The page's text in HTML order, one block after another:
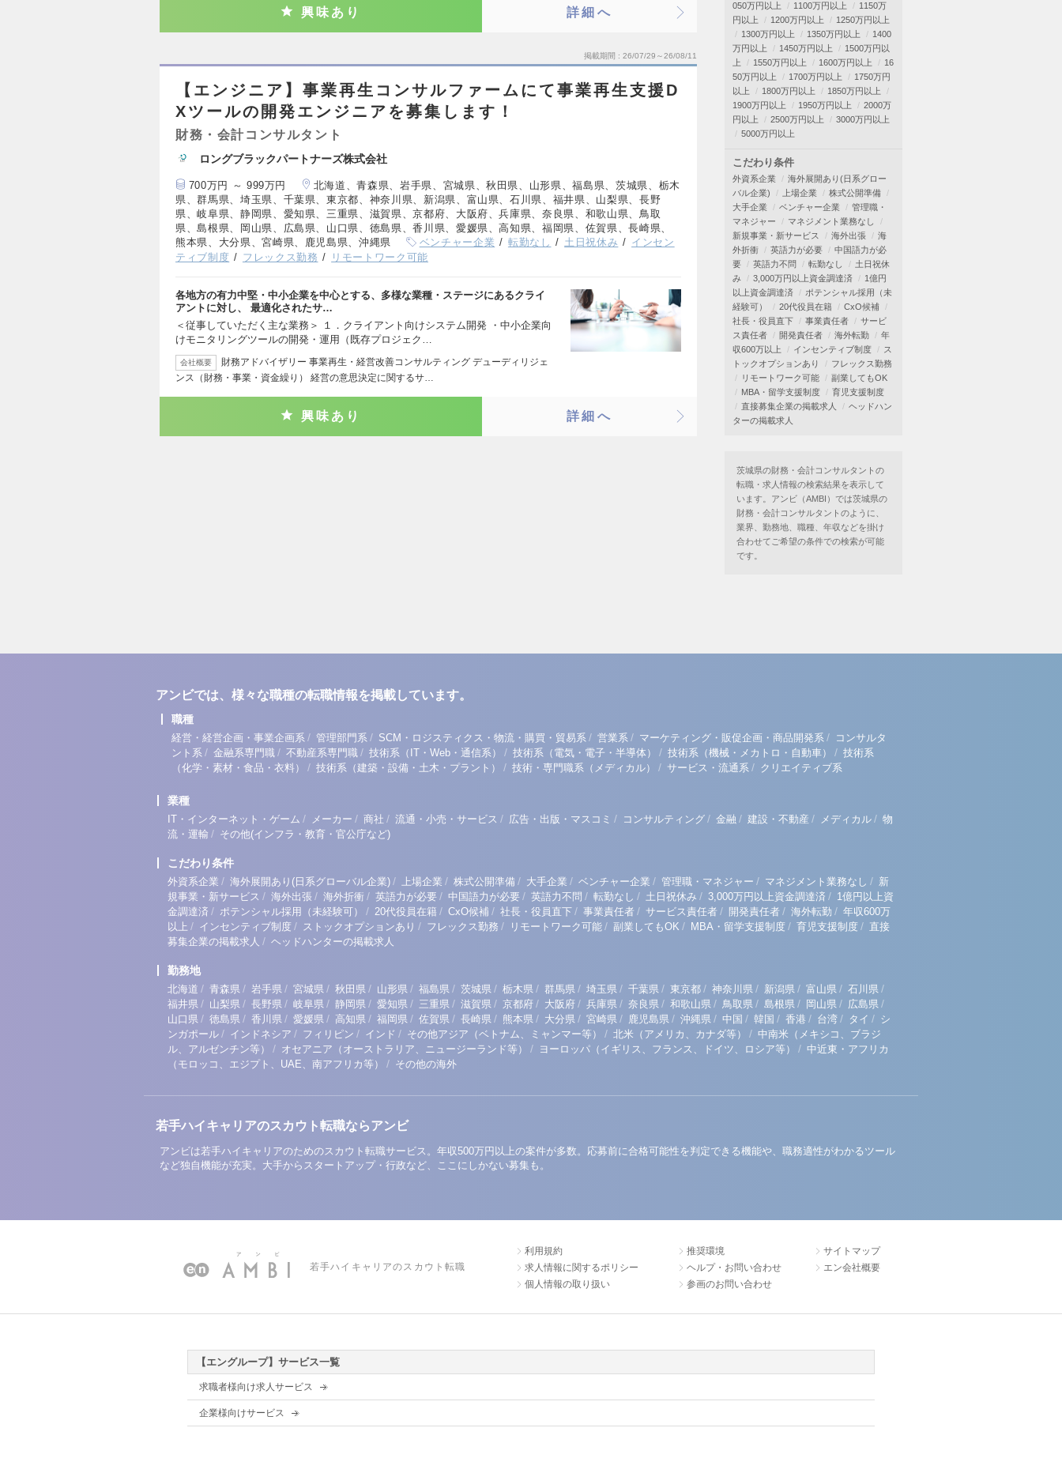
興味あり 詳細へ
掲載期間 26/07/29～26/08/11
【エンジニア】事業再生コンサルファームにて事業再生支援D
Xツールの開発エンジニアを募集します！
財務・会計コンサルタント
ロングブラックパートナーズ株式会社
700万円 ～ 999万円
北海道、青森県、岩手県、宮城県、秋田県、山形県、福島県、茨城県、栃木
県、群馬県、埼玉県、千葉県、東京都、神奈川県、新潟県、富山県、石川県、福井県、山梨県、長野
県、岐阜県、静岡県、愛知県、三重県、滋賀県、京都府、大阪府、兵庫県、奈良県、和歌山県、鳥取
県、島根県、岡山県、広島県、山口県、徳島県、香川県、愛媛県、高知県、福岡県、佐賀県、長崎県、
熊本県、大分県、宮崎県、鹿児島県、沖縄県
ベンチャー企業 転勤なし 土日祝休み
インセン
ティブ制度
フレックス勤務 リモートワーク可能
各地方の有力中堅・中小企業を中心とする、多様な業種・ステージにあるクライ
アントに対し、 最適化されたサ…
＜従事していただく主な業務＞ １．クライアント向けシステム開発 ・中小企業向
けモニタリングツールの開発・運用（既存プロジェク…
会社概要
財務アドバイザリー 事業再生・経営改善コンサルティング デューディリジェ
ンス（財務・事業・資金繰り） 経営の意思決定に関するサ…
興味あり 詳細へ
050万円以上
1100万円以上
1150万
円以上
1200万円以上
1250万円以上
1300万円以上
1350万円以上
1400
万円以上
1450万円以上
1500万円以
上
1550万円以上 1600万円以上
16
50万円以上
1700万円以上
1750万円
以上
1800万円以上
1850万円以上
1900万円以上
1950万円以上
2000万
円以上
2500万円以上
3000万円以上
5000万円以上
こだわり条件
外資系企業
海外展開あり(日系グロー
バル企業)
上場企業
株式公開準備
大手企業
ベンチャー企業
管理職・
マネジャー
マネジメント業務なし
新規事業・新サービス
海外出張
海
外折衝
英語力が必要
中国語力が必
要
英語力不問 転勤なし
土日祝休
み
3,000万円以上資金調達済
1億円
以上資金調達済
ポテンシャル採用（未
経験可）
20代役員在籍
CxO候補
社長・役員直下
事業責任者
サービ
ス責任者
開発責任者 海外転勤
年
収600万以上
インセンティブ制度
ス
トックオプションあり
フレックス勤務
リモートワーク可能
副業してもOK
MBA・留学支援制度
育児支援制度
直接募集企業の掲載求人
ヘッドハン
ターの掲載求人
茨城県の財務・会計コンサルタントの
転職・求人情報の検索結果を表示して
います。アンビ（AMBI）では茨城県の
財務・会計コンサルタントのように、
業界、勤務地、職種、年収などを掛け
合わせてご希望の条件での検索が可能
です。
アンビでは、様々な職種の転職情報を掲載しています。
職種
経営・経営企画・事業企画系 / 管理部門系 / SCM・ロジスティクス・物流・購買・貿易系 / 営業系 / マーケティング・販促企画・商品開発系 / コンサルタ
ント系 / 金融系専門職 / 不動産系専門職 / 技術系（IT・Web・通信系） / 技術系（電気・電子・半導体） / 技術系（機械・メカトロ・自動車） / 技術系
（化学・素材・食品・衣料）
/ 技術系（建築・設備・土木・プラント） / 技術・専門職系（メディカル） / サービス・流通系 / クリエイティブ系
業種
IT・インターネット・ゲーム / メーカー / 商社 / 流通・小売・サービス / 広告・出版・マスコミ / コンサルティング / 金融 / 建設・不動産 / メディカル / 物
流・運輸 / その他(インフラ・教育・官公庁など)
こだわり条件
外資系企業 / 海外展開あり(日系グローバル企業) / 上場企業 / 株式公開準備 / 大手企業 / ベンチャー企業 / 管理職・マネジャー / マネジメント業務なし / 新
規事業・新サービス / 海外出張 / 海外折衝 / 英語力が必要 / 中国語力が必要 / 英語力不問 / 転勤なし / 土日祝休み / 3,000万円以上資金調達済 / 1億円以上資
金調達済 / ポテンシャル採用（未経験可） / 20代役員在籍 / CxO候補 / 社長・役員直下 / 事業責任者 / サービス責任者 / 開発責任者 / 海外転勤 / 年収600万
以上 / インセンティブ制度 / ストックオプションあり / フレックス勤務 / リモートワーク可能 / 副業してもOK / MBA・留学支援制度 / 育児支援制度 / 直接
募集企業の掲載求人 / ヘッドハンターの掲載求人
勤務地
北海道 / 青森県 / 岩手県 / 宮城県 / 秋田県 / 山形県 / 福島県 / 茨城県 / 栃木県 / 群馬県 / 埼玉県 / 千葉県 / 東京都 / 神奈川県 / 新潟県 / 富山県 / 石川県 /
福井県 / 山梨県 / 長野県 / 岐阜県 / 静岡県 / 愛知県 / 三重県 / 滋賀県 / 京都府 / 大阪府 / 兵庫県 / 奈良県 / 和歌山県 / 鳥取県 / 島根県 / 岡山県 / 広島県 /
山口県 / 徳島県 / 香川県 / 愛媛県 / 高知県 / 福岡県 / 佐賀県 / 長崎県 / 熊本県 / 大分県 / 宮崎県 / 鹿児島県 / 沖縄県 / 中国 / 韓国 / 香港 / 台湾 / タイ / シ
ンガポール / インドネシア / フィリピン / インド / その他アジア（ベトナム、ミャンマー等） / 北米（アメリカ、カナダ等） / 中南米（メキシコ、ブラジ
ル、アルゼンチン等）
/ オセアニア（オーストラリア、ニュージーランド等） / ヨーロッパ（イギリス、フランス、ドイツ、ロシア等） / 中近東・アフリカ
（モロッコ、エジプト、UAE、南アフリカ等）
/ その他の海外
若手ハイキャリアのスカウト転職ならアンビ
アンビは若手ハイキャリアのためのスカウト転職サービス。年収500万円以上の案件が多数。応募前に合格可能性を判定できる機能や、職務適性がわかるツール
など独自機能が充実。大手からスタートアップ・行政など、ここにしかない募集も。
若手ハイキャリアのスカウト転職
利用規約
求人情報に関するポリシー
個人情報の取り扱い
推奨環境
ヘルプ・お問い合わせ
参画のお問い合わせ
サイトマップ
エン会社概要
【エングループ】サービス一覧
求職者様向け求人サービス
企業様向けサービス